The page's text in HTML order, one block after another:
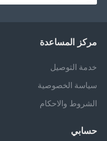
مركز المساعدة
خدمة التوصيل
سياسة الخصوصية
الشروط والاحكام
حسابي